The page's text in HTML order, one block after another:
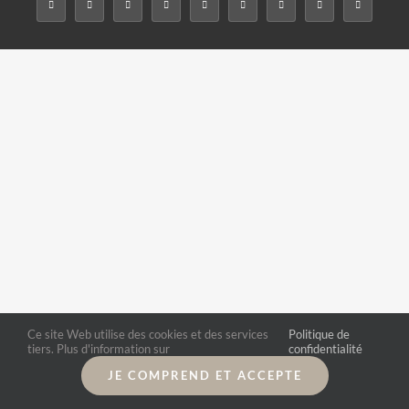
Ce site Web utilise des cookies et des services
tiers. Plus d'information sur
Politique de
confidentialité
JE COMPREND ET ACCEPTE